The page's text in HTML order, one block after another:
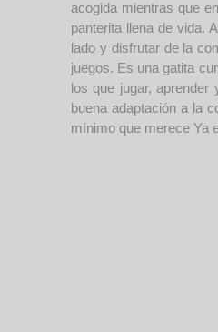
acogida mientras que
panterita llena de vida.
lado y disfrutar de la
juegos. Es una gatita
los que jugar,
buena adaptación a la
mínimo que merece Ya